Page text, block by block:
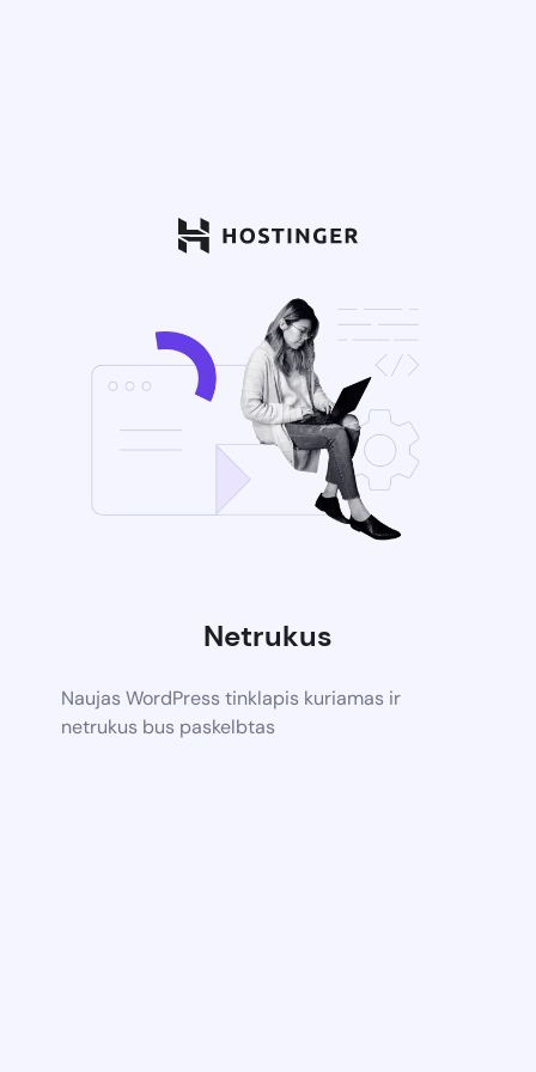
Netrukus
Naujas WordPress tinklapis kuriamas ir
netrukus bus paskelbtas